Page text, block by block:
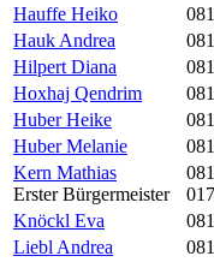
Hauffe Heiko
Hauk Andrea
Hilpert Diana
Hoxhaj Qendrim
Huber Heike
Huber Melanie
Kern Mathias
Erster Bürgermeister
Knöckl Eva
Liebl Andrea